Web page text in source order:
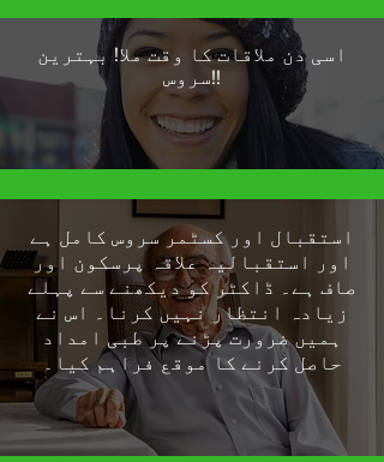
اسی دن ملاقات کا وقت ملا! بہترین
سروس!!
استقبال اور کسٹمر سروس کامل ہے
اور استقبالیہ علاقہ پرسکون اور
صاف ہے۔ ڈاکٹر کو دیکھنے سے پہلے
زیادہ انتظار نہیں کرنا۔ اس نے
ہمیں ضرورت پڑنے پر طبی امداد
حاصل کرنے کا موقع فراہم کیا۔